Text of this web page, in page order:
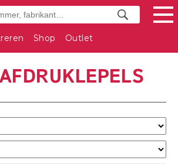
Shop Outlet